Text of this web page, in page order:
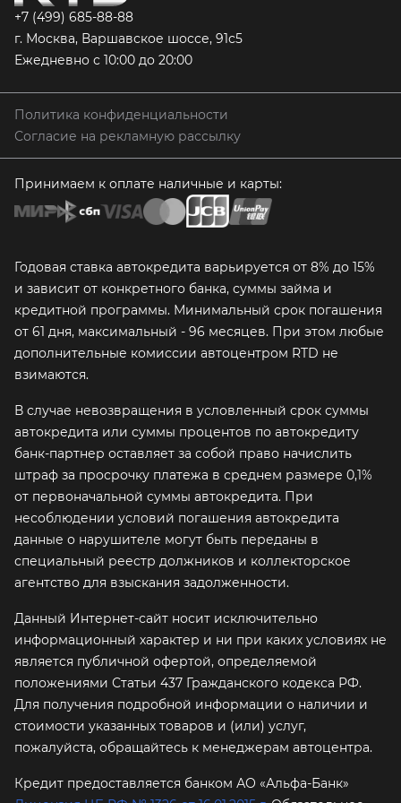
+7 (499) 685-88-88
г. Москва, Варшавское шоссе, 91с5
Ежедневно с 10:00 до 20:00
Политика конфиденциальности
Согласие на рекламную рассылку
Принимаем к оплате наличные и карты:
Годовая ставка автокредита варьируется от 8% до 15%
и зависит от конкретного банка, суммы займа и
кредитной программы. Минимальный срок погашения
от 61 дня, максимальный - 96 месяцев. При этом любые
дополнительные комиссии автоцентром RTD не
взимаются.
В случае невозвращения в условленный срок суммы
автокредита или суммы процентов по автокредиту
банк-партнер оставляет за собой право начислить
штраф за просрочку платежа в среднем размере 0,1%
от первоначальной суммы автокредита. При
несоблюдении условий погашения автокредита
данные о нарушителе могут быть переданы в
специальный реестр должников и коллекторское
агентство для взыскания задолженности.
Данный Интернет-сайт носит исключительно
информационный характер и ни при каких условиях не
является публичной офертой, определяемой
положениями Статьи 437 Гражданского кодекса РФ.
Для получения подробной информации о наличии и
стоимости указанных товаров и (или) услуг,
пожалуйста, обращайтесь к менеджерам автоцентра.
Кредит предоставляется банком АО «Альфа-Банк»